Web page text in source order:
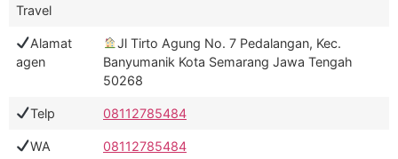
Travel
Alamat
agen
Jl Tirto Agung No. 7 Pedalangan, Kec.
Banyumanik Kota Semarang Jawa Tengah
50268
Telp 08112785484
WA 08112785484